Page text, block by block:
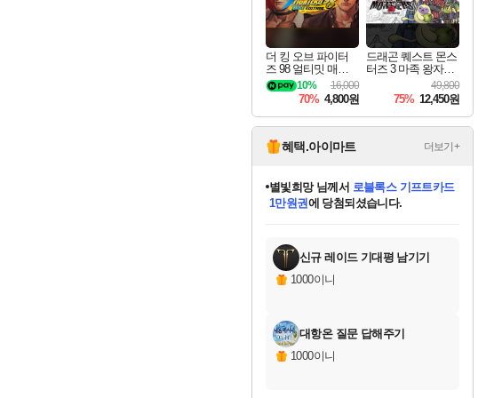
더 킹 오브 파이터
즈 98 얼티밋 매치
파이널 에디션 THE
KING OF FIGHTER
S 98 ULTIMATE MA
TCH FINAL EDITIO
N
16,000
10%
70% 4,800원
드래곤 퀘스트 몬스
터즈 3 마족 왕자와
엘프의 여행 Dragon
Quest Monsters The
Dark Prince
49,800
75% 12,450원
혜택.아이마트 더보기+
교환.
당첨되셨습니다.
당첨되셨습니다.
당첨되셨습니다.
별빛희망님께서 로블록스 기프트카드
1만원권에 당첨되셨습니다.
당첨되셨습니다.
당첨되셨습니다.
당첨되셨습니다.
당첨되셨습니다.
에디션 (스팀코드)를 교환.
당첨되셨습니다.
신규 레이드 기대평 남기기
1000이니
대항온 질문 답해주기
1000이니